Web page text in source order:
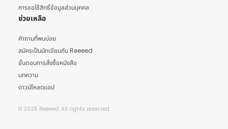
การขอใช้สิทธิ์ข้อมูลส่วนบุคคล
ช่วยเหลือ
คำถามที่พบบ่อย
สมัครเป็นนักเขียนกับ Reeeed
ขั้นตอนการสั่งซื้อหนังสือ
บทความ
ดาวน์โหลดแอป
© 2025 Reeeed. All rights reserved.